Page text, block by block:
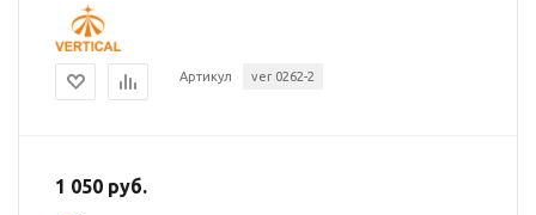
Артикул ver 0262-2
1 050 руб.